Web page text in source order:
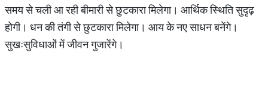
समय से चली आ रही बीमारी से छुटकारा मिलेगा। आर्थिक स्थिति सुदृढ़
होगी। धन की तंगी से छुटकारा मिलेगा। आय के नए साधन बनेंगे।
सुखःसुविधाओं में जीवन गुजारेंगे।